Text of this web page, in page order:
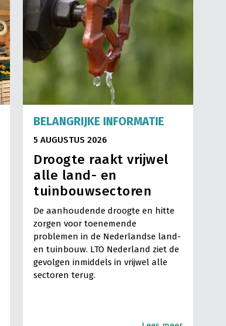
BELANGRIJKE INFORMATIE
5 AUGUSTUS 2026
Droogte raakt vrijwel
alle land- en
tuinbouwsectoren
De aanhoudende droogte en hitte
zorgen voor toenemende
problemen in de Nederlandse land-
en tuinbouw. LTO Nederland ziet de
gevolgen inmiddels in vrijwel alle
sectoren terug.